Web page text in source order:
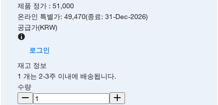
제품 정가 :51,000
온라인 특별가:49,470(종료:31-Dec-2026)
공급가(KRW)
로그인
재고 정보
1 개는 2-3주 이내에 배송됩니다.
수량